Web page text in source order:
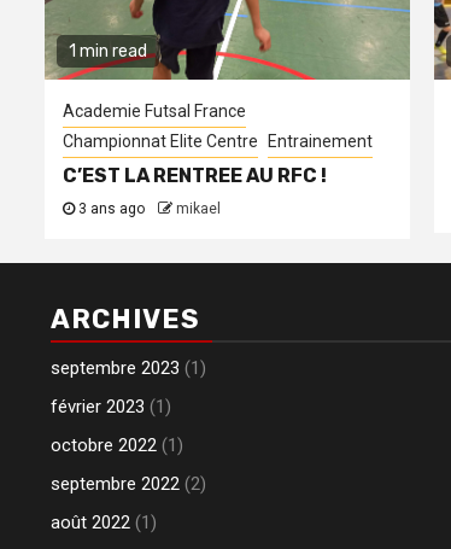
1 min read
Academie Futsal France
Championnat Elite Centre
Entrainement
C’EST LA RENTREE AU RFC !
3 ans ago mikael
ARCHIVES
septembre 2023 (1)
février 2023 (1)
octobre 2022 (1)
septembre 2022 (2)
août 2022 (1)